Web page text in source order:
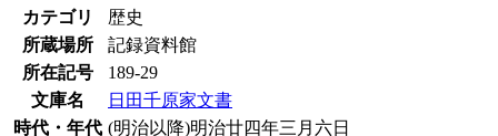
カテゴリ
歴史
所蔵場所
記録資料館
所在記号
189-29
文庫名
日田千原家文書
時代・年代 (明治以降)明治廿四年三月六日